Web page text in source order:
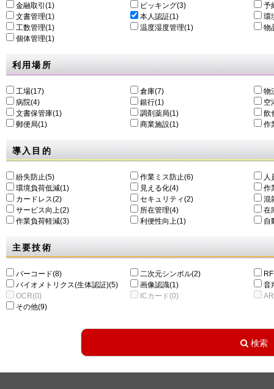
金融取引(1)
ピッキング(3)
予
文書管理(1)
本人認証(1)
環
工数管理(1)
温度湿度管理(1)
物
個体管理(1)
利用場所
工場(17) 倉庫(7)
物
病院(4)
銀行(1)
空
文書保管庫(1)
調剤薬局(1)
飲
郵便局(1)
商業施設(1) 作
導入目的
紛失防止(5) 作業ミス防止(6)
人
環境負荷低減(1)
⾒える化(4)
作
カードレス(2)
セキュリティ(2)
混
サービス向上(2)
所在管理(4)
在
作業負荷軽減(3)
利便性向上(1) 自
主要技術
バーコード(8) 二次元シンボル(2)
バイオメトリクス(生体認証)(5)
画像認識(1)
音
OCR(0)
ICカード(0)
その他(9)